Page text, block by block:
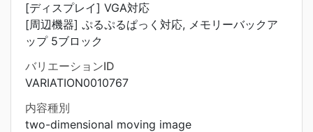
[ディスプレイ] VGA対応
[周辺機器] ぷるぷるぱっく対応, メモリーバックア
ップ 5ブロック
バリエーションID
VARIATION0010767
内容種別
two-dimensional moving image